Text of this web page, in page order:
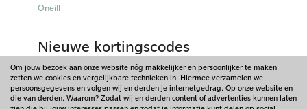
Oneill
Nieuwe kortingscodes
50plusmobiel kortingscodes
Parfumado kortingscodes
Fitpen kortingscodes
Things I Like Things I Love kortingscodes
Om jouw bezoek aan onze website nóg makkelijker en persoonlijker te maken
zetten we cookies en vergelijkbare technieken in. Hiermee verzamelen we
persoonsgegevens en volgen wij en derden je internetgedrag. Op onze website en
die van derden. Waarom? Zodat wij en derden content of advertenties kunnen laten